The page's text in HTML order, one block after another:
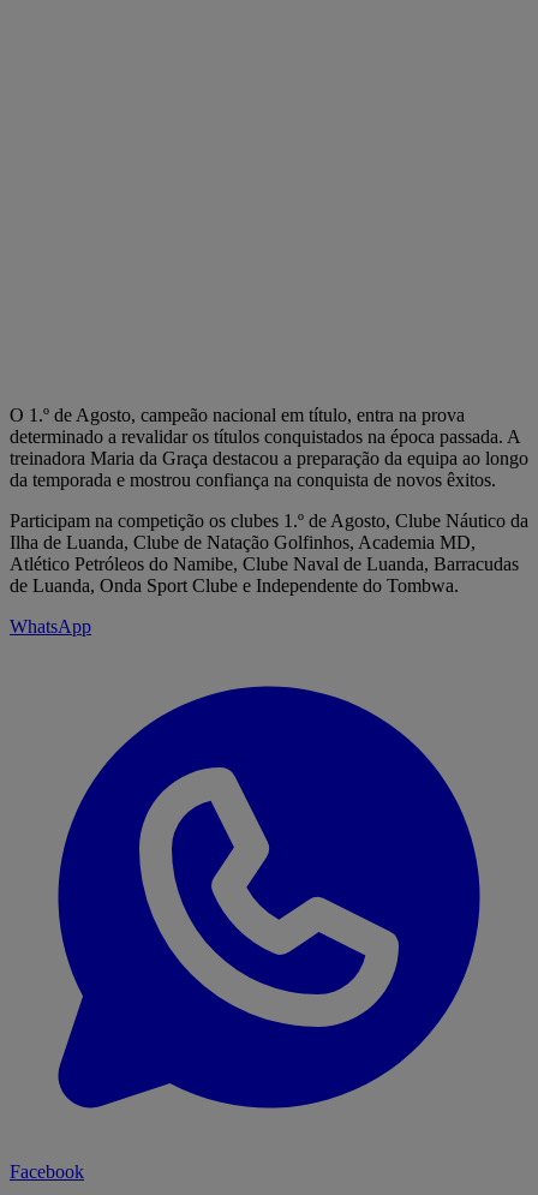
O 1.º de Agosto, campeão nacional em título, entra na prova
determinado a revalidar os títulos conquistados na época passada. A
treinadora Maria da Graça destacou a preparação da equipa ao longo
da temporada e mostrou confiança na conquista de novos êxitos.
Participam na competição os clubes 1.º de Agosto, Clube Náutico da
Ilha de Luanda, Clube de Natação Golfinhos, Academia MD,
Atlético Petróleos do Namibe, Clube Naval de Luanda, Barracudas
de Luanda, Onda Sport Clube e Independente do Tombwa.
WhatsApp
Facebook